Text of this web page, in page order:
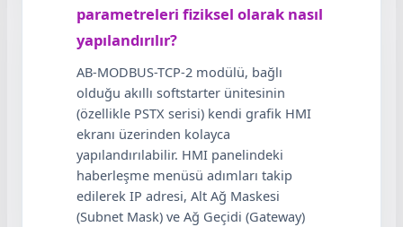
parametreleri fiziksel olarak nasıl
yapılandırılır?
AB-MODBUS-TCP-2 modülü, bağlı
olduğu akıllı softstarter ünitesinin
(özellikle PSTX serisi) kendi grafik HMI
ekranı üzerinden kolayca
yapılandırılabilir. HMI panelindeki
haberleşme menüsü adımları takip
edilerek IP adresi, Alt Ağ Maskesi
(Subnet Mask) ve Ağ Geçidi (Gateway)